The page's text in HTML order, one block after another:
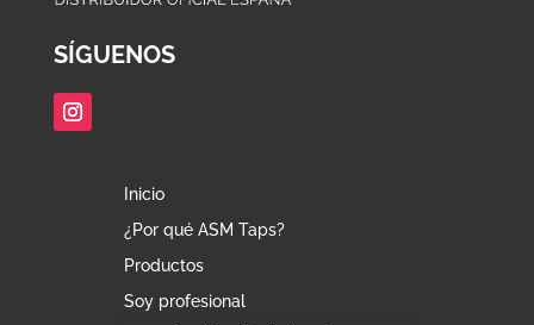
SÍGUENOS
Inicio
¿Por qué ASM Taps?
Productos
Soy profesional